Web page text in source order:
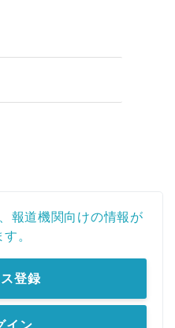
報道機関向けの情報が
。
登録
イン